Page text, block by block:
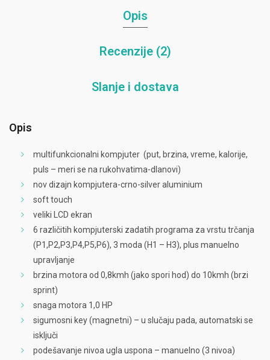
Opis
Recenzije (2)
Slanje i dostava
Opis
multifunkcionalni kompjuter (put, brzina, vreme, kalorije,
puls – meri se na rukohvatima-dlanovi)
nov dizajn kompjutera-crno-silver aluminium
soft touch
veliki LCD ekran
6 različitih kompjuterski zadatih programa za vrstu trčanja
(P1,P2,P3,P4,P5,P6), 3 moda (H1 – H3), plus manuelno
upravljanje
brzina motora od 0,8kmh (jako spori hod) do 10kmh (brzi
sprint)
snaga motora 1,0 HP
sigumosni key (magnetni) – u slučaju pada, automatski se
isključi
podešavanje nivoa ugla uspona – manuelno (3 nivoa)